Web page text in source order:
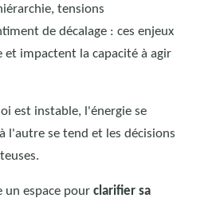
tensions
de décalage : ces enjeux
impactent la capacité à agir
est instable, l'énergie se
l'autre se tend et les décisions
un espace pour clarifier sa